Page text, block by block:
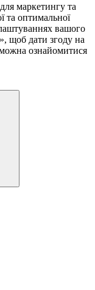
маркетингу та
та оптимальної
вашого
щоб дати згоду на
ознайомитися